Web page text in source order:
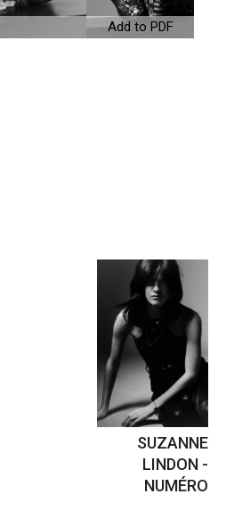
Add to PDF
SUZANNE
LINDON -
NUMÉRO